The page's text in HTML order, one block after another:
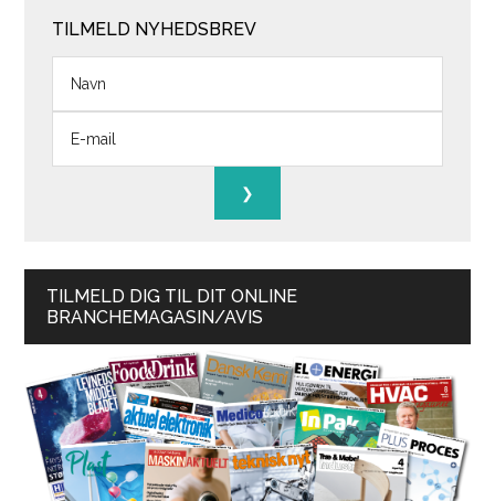
TILMELD NYHEDSBREV
TILMELD DIG TIL DIT ONLINE
BRANCHEMAGASIN/AVIS